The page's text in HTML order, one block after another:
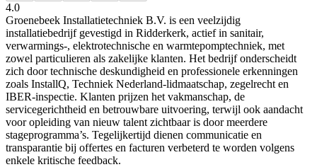
4.0
Groenebeek Installatietechniek B.V. is een veelzijdig
installatiebedrijf gevestigd in Ridderkerk, actief in sanitair,
verwarmings-, elektrotechnische en warmtepomptechniek, met
zowel particulieren als zakelijke klanten. Het bedrijf onderscheidt
zich door technische deskundigheid en professionele erkenningen
zoals InstallQ, Techniek Nederland-lidmaatschap, zegelrecht en
IBER-inspectie. Klanten prijzen het vakmanschap, de
servicegerichtheid en betrouwbare uitvoering, terwijl ook aandacht
voor opleiding van nieuw talent zichtbaar is door meerdere
stageprogramma’s. Tegelijkertijd dienen communicatie en
transparantie bij offertes en facturen verbeterd te worden volgens
enkele kritische feedback.